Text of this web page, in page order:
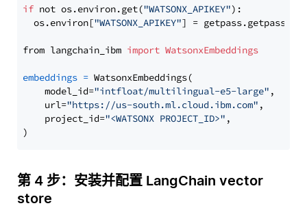
if not os.environ.get("WATSONX_APIKEY"):
  os.environ[
"WATSONX_APIKEY"] = getpass.getpass(
from langchain_ibm import WatsonxEmbeddings
embeddings = WatsonxEmbeddings(
    model_id=
"intfloat/multilingual-e5-large" ,
    url=
"https://us-south.ml.cloud.ibm.com" ,
    project_id=
"<WATSONX PROJECT_ID>" ,
第 4 步：安装并配置 LangChain vector
store